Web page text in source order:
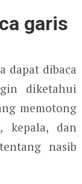
garis
dapat dibaca
diketahui
memotong
dan
nasib